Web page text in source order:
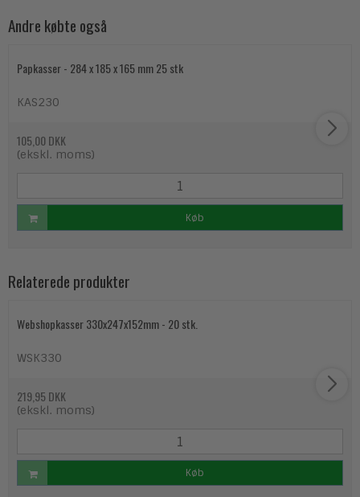
Andre købte også
Papkasser - 284 x 185 x 165 mm 25 stk
KAS230
105,00 DKK
(ekskl. moms)
Køb
Relaterede produkter
Webshopkasser 330x247x152mm - 20 stk.
WSK330
219,95 DKK
(ekskl. moms)
Køb